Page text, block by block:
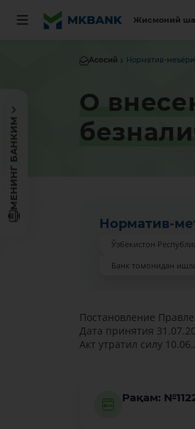
Жисмоний
МЕНИНГ БАНКИМ
Асосий Норматив-
О
Норматив-
Ўзбекистон
Банк томонидан
Постановление
Дата принятия
Акт утратил силу
Рақам: